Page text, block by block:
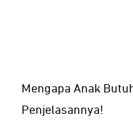
Mengapa Anak
Penjelasannya!